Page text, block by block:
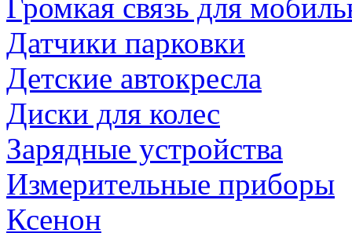
Громкая связь для
Датчики парковки
Детские автокресла
Диски для колес
Зарядные устройства
Измерительные приборы
Ксенон